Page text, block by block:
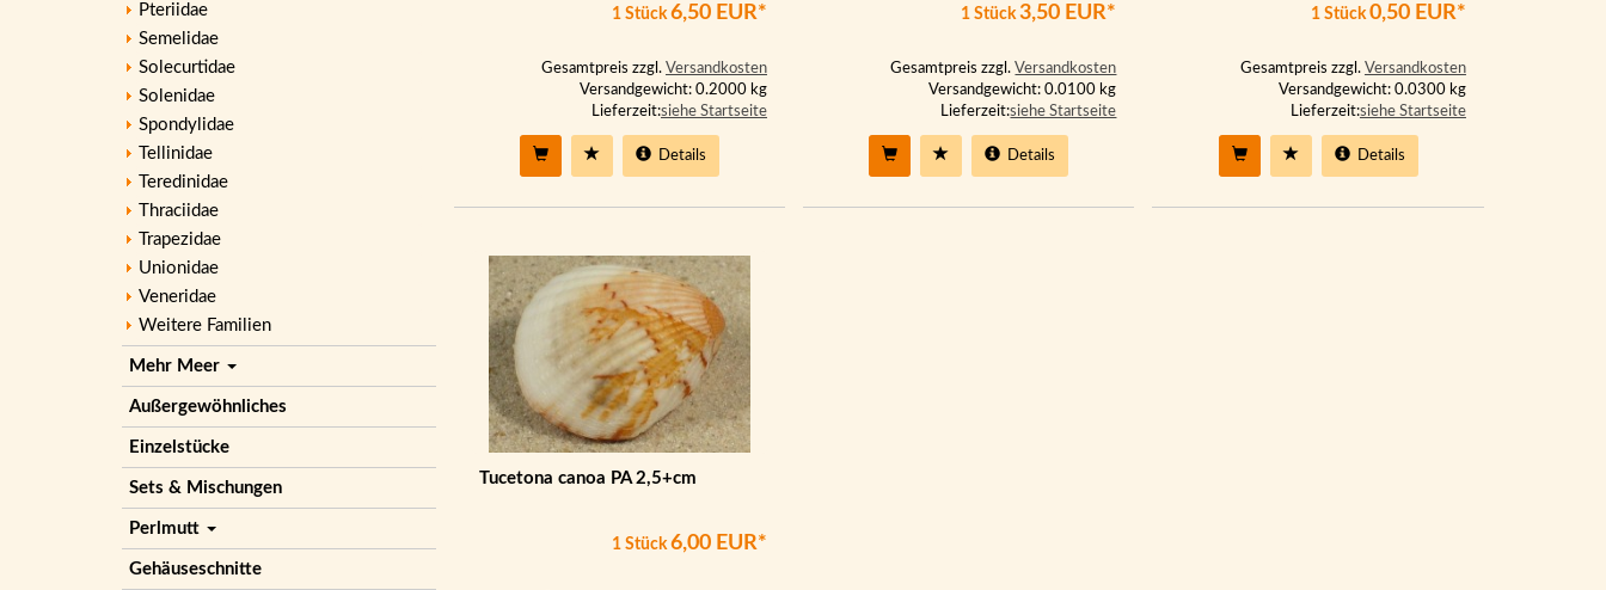
Pteriidae
Semelidae
Solecurtidae
Solenidae
Spondylidae
Tellinidae
Teredinidae
Thraciidae
Trapezidae
Unionidae
Veneridae
Weitere Familien
Mehr Meer
Außergewöhnliches
Einzelstücke
Sets & Mischungen
Perlmutt
Gehäuseschnitte
1 Stück6,50 EUR*
Gesamtpreis zzgl. Versandkosten
Versandgewicht: 0.2000 kg
Lieferzeit:siehe Startseite
Details
1 Stück3,50 EUR*
Gesamtpreis zzgl.Versandkosten
Versandgewicht: 0.0100 kg
Lieferzeit:siehe Startseite
Details
1 Stück0,50 EUR*
Gesamtpreis zzgl. Versandkosten
Versandgewicht: 0.0300 kg
Lieferzeit:siehe Startseite
Details
Tucetona canoa PA 2,5+cm
1 Stück6,00 EUR*